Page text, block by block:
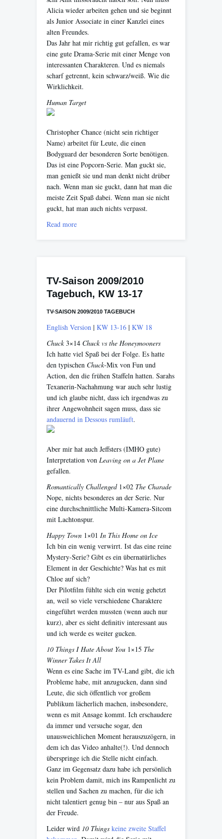
Alicia wieder arbeiten gehen und sie beginnt
als Junior Associate in einer Kanzlei eines
alten Freundes.
Das Jahr hat mir richtig gut gefallen, es war
eine gute Drama-Serie mit einer Menge von
interessanten Charakteren. Und es niemals
scharf getrennt, kein schwarz/weiß. Wie die
Wirklichkeit.
Human Target
Christopher Chance (nicht sein richtiger
Name) arbeitet für Leute, die einen
Bodyguard der besonderen Sorte benötigen.
Das ist eine Popcorn-Serie. Man guckt sie,
man genießt sie und man denkt nicht drüber
nach. Wenn man sie guckt, dann hat man die
meiste Zeit Spaß dabei. Wenn man sie nicht
guckt, hat man auch nichts verpasst.
Read more
TV-Saison 2009/2010
Tagebuch, KW 13-17
TV-SAISON 2009/2010 TAGEBUCH
English Version | KW 13-16 | KW 18
Chuck3×14 Chuck vs the Honeymooners
Ich hatte viel Spaß bei der Folge. Es hatte
den typischen Chuck-Mix von Fun und
Action, den die frühen Staffeln hatten. Sarahs
Texanerin-Nachahmung war auch sehr lustig
und ich glaube nicht, dass ich irgendwas zu
ihrer Angewohnheit sagen muss, dass sie
andauernd in Dessous rumläuft.
Aber mir hat auch Jeffsters (IMHO gute)
Interpretation von Leaving on a Jet Plane
gefallen.
Romantically Challenged1×02 The Charade
Nope, nichts besonderes an der Serie. Nur
eine durchschnittliche Multi-Kamera-Sitcom
mit Lachtonspur.
Happy Town 1×01 In This Home on Ice
Ich bin ein wenig verwirrt. Ist das eine reine
Mystery-Serie? Gibt es ein übernatürliches
Element in der Geschichte? Was hat es mit
Chloe auf sich?
Der Pilotfilm fühlte sich ein wenig gehetzt
an, weil so viele verschiedene Charaktere
eingeführt werden mussten (wenn auch nur
kurz), aber es sieht definitiv interessant aus
und ich werde es weiter gucken.
10 Things I Hate About You 1×15 The
Winner Takes It All
Wenn es eine Sache im TV-Land gibt, die ich
Probleme habe, mit anzugucken, dann sind
Leute, die sich öffentlich vor großem
Publikum lächerlich machen, insbesondere,
wenn es mit Ansage kommt. Ich erschaudere
da immer und versuche sogar, den
unausweichlichen Moment herauszuzögern, in
dem ich das Video anhalte(!). Und dennoch
überspringe ich die Stelle nicht einfach.
Ganz im Gegensatz dazu habe ich persönlich
kein Problem damit, mich ins Rampenlicht zu
stellen und Sachen zu machen, für die ich
nicht talentiert genug bin – nur aus Spaß an
der Freude.
Leider wird 10 Things keine zweite Staffel